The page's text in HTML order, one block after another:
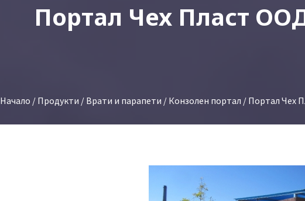
Портал Чех Пласт
Начало / Продукти / Врати и парапети / Конзолен портал / Портал Чех